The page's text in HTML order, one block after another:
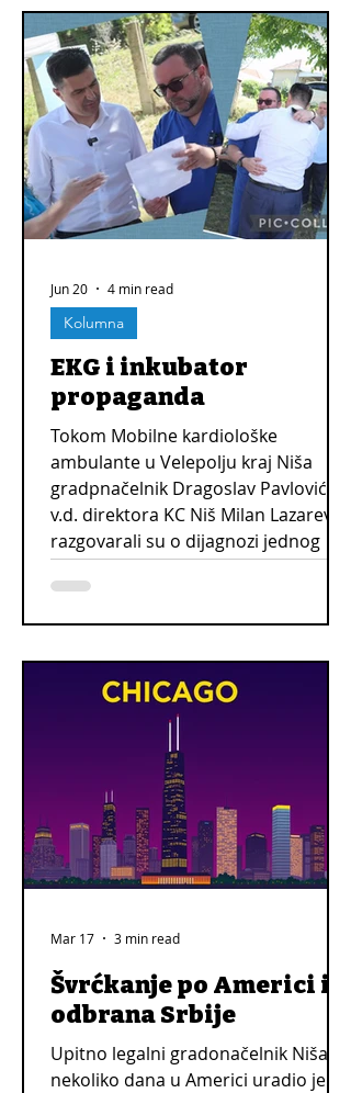
EKG i inkubator
propaganda
Tokom Mobilne kardiološke
ambulante u Velepolju kraj Niša
gradpnačelnik Dragoslav Pavlović i
v.d. direktora KC Niš Milan Lazarević
razgovarali su o dijagnozi jednog
pacijenta, a nekoliko dana pre toga
su u marketinške svrhe snimali i
bebe u inkubatoru.
Kolumna
Jun 20 4 min read
Švrćkanje po Americi i
odbrana Srbije
Upitno legalni gradonačelnik Niša u
nekoliko dana u Americi uradio je
Mar 17 3 min read